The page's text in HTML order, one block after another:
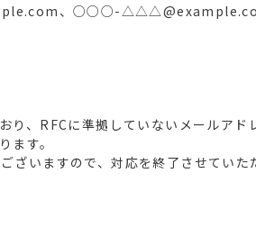
、○○○-△△△@example.com
り、RFCに準拠していないメールア
ます。
いますので、対応を終了させていた